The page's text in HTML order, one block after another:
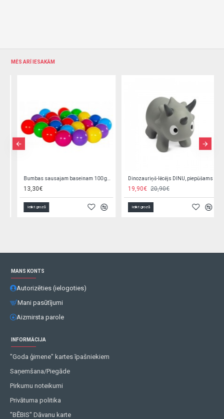
MĒS ARĪ IESAKĀM
Dinozauriņš-lēcējs DINU, piepūšams 20840
19,90€ 20,90€
Ielikt grozā
Gimnastikas bumba 45 cm KX5383/2
5,50€
Ielikt grozā
MANS KONTS
Autorizēties (ielogoties)
Mani pasūtījumi
Aizmirsta parole
INFORMĀCIJA
"Goda ģimene" kartes īpašniekiem
Saņemšana/Piegāde
Pirkumu noteikumi
Privātuma politika
"BĒBIS" Dāvanu karte